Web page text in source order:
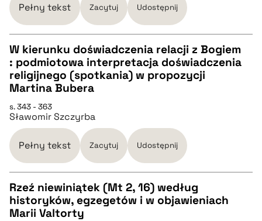
BIBTEX
pobierz cytat
Pełny tekst Zacytuj Udostępnij
CZYSTY TEKST
pobierz cytat
BIBTEX
pobierz cytat
W kierunku doświadczenia relacji z Bogiem
: podmiotowa interpretacja doświadczenia
religijnego (spotkania) w propozycji
Martina Bubera
s. 343 - 363
Sławomir Szczyrba
Pełny tekst Zacytuj Udostępnij
CZYSTY TEKST
Rzeź niewiniątek (Mt 2, 16) według
historyków, egzegetów i w objawieniach
Marii Valtorty